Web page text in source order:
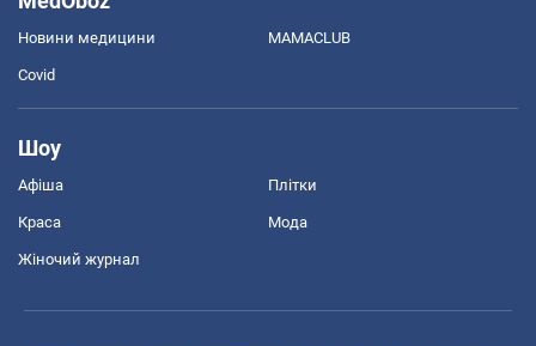
Новини медицини MAMACLUB
Covid
Шоу
Афіша Плітки
Краса Мода
Жіночий журнал